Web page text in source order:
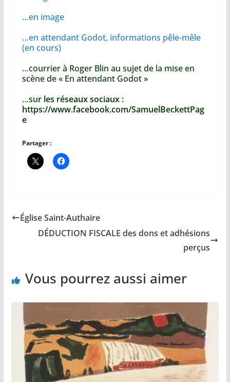
…en image
…en attendant Godot, informations pêle-mêle
(en cours)
…courrier à Roger Blin au sujet de la mise en
scène de « En attendant Godot »
…sur les réseaux sociaux :
https://www.facebook.com/SamuelBeckettPag
e
Partager :
Église Saint-Authaire
DÉDUCTION FISCALE des dons et adhésions
perçus
Vous pourrez aussi aimer